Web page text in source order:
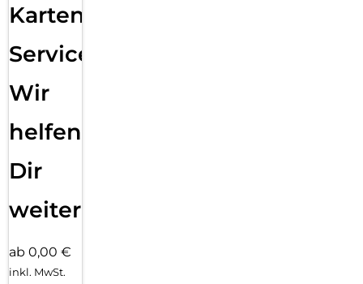
Karten
Service:
Wir
helfen
Dir
weiter
ab 0,00 €
inkl. MwSt.